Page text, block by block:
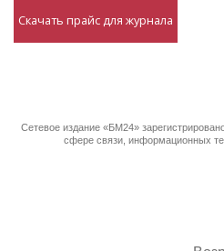
Скачать прайс для журнала
Сетевое издание «БМ24»
сфере связи, информационных